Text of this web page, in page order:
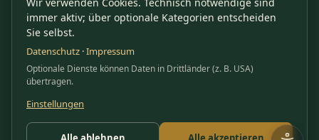
Rückruf
immer aktiv; über optionale Kategorien entscheiden
Sie selbst.
Datenschutz ·Impressum
Optionale Dienste können Daten in Drittländer (z. B. USA)
übertragen.
Einstellungen